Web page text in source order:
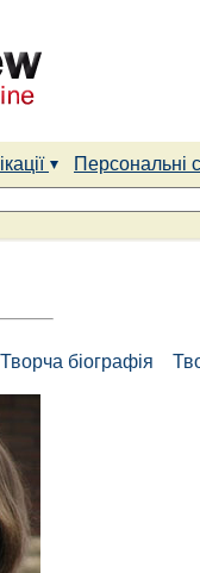
Персональні
Творча біографія